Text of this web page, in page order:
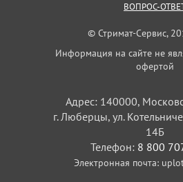
ВОПРОС-
© Стримат-Сервис,
Информация на сайте не
офертой
Адрес: 140000,
г. Люберцы, ул.
14Б
Телефон: 8 800
Электронная почта: